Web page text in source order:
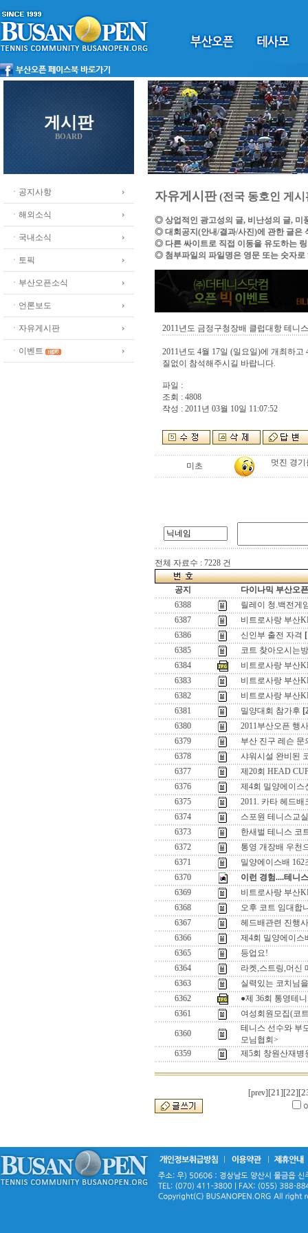
게시판
BOARD
ㆍ공지사항
ㆍ해외소식
ㆍ국내소식
ㆍ토픽
ㆍ부산오픈소식
ㆍ언론보도
ㆍ자유게시판
ㆍ이벤트
자유게시판(전국 동호인 게시
◎ 상업적인 광고성의 글, 비난성의 글, 미
◎ 대회공지(안내/결과/사진)에 관한 글은
◎ 다른 싸이트로 직접 이동을 유도하는
◎ 첨부파일의 파일명은 영문 또는 숫자로
2011년도 금정구청장배 클럽대항 테니
2011년도 4월 17일 (일요일)에 개최하
질없이 참석해주시길 바랍니다.
파일 :
조회 : 4808
작성 : 2011년 03월 10일 11:07:52
미초 멋진 경
전체 자료수 : 7228 건
공지
다이나믹 부산오
6388
릴레이 청.백전게
6387
비트로사랑 부산
6386
신인부 출전 자격
6385
코트 찾아오시는
6384
비트로사랑 부산
6383
비트로사랑 부산
6382
비트로사랑 부산
6381
밀양대회 참가후
6380
2011부산오픈 행
6379
부산 진구 레슨 문
6378
샤워시설 완비된
6377
제20회 HEAD
6376
제4회 밀양에이스
6375
2011. 카타 헤드
6374
스포원 테니스교
6373
한새벌 테니스 코
6372
통영 개장배 우천
6371
밀양에이스배
6370
이런 경험....테니스
6369
비트로사랑 부산
6368
오후 코트 임대합
6367
헤드배관련 진행
6366
제4회 밀양에이스
6365
등업요!
6364
라켓,스트링,머신
6363
실력있는 코치님
6362
●제 36회 통영테
6361
여성회원모집(코
6360
테니스 선수와 부
모님협회>
6359
제5회 창원산재병
[prev] [21][22]